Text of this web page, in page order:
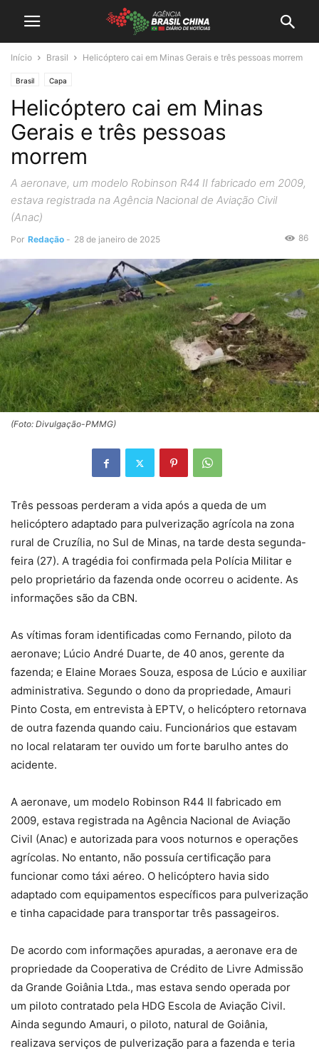
Início Brasil Helicóptero cai em Minas Gerais e três pessoas morrem
Brasil Capa
Helicóptero cai em Minas
Gerais e três pessoas
morrem
A aeronave, um modelo Robinson R44 II fabricado em 2009,
estava registrada na Agência Nacional de Aviação Civil
(Anac)
Por Redação - 28 de janeiro de 2025 86
(Foto: Divulgação-PMMG)
Três pessoas perderam a vida após a queda de um
helicóptero adaptado para pulverização agrícola na zona
rural de Cruzília, no Sul de Minas, na tarde desta segunda-
feira (27). A tragédia foi confirmada pela Polícia Militar e
pelo proprietário da fazenda onde ocorreu o acidente. As
informações são da CBN.
As vítimas foram identificadas como Fernando, piloto da
aeronave; Lúcio André Duarte, de 40 anos, gerente da
fazenda; e Elaine Moraes Souza, esposa de Lúcio e auxiliar
administrativa. Segundo o dono da propriedade, Amauri
Pinto Costa, em entrevista à EPTV, o helicóptero retornava
de outra fazenda quando caiu. Funcionários que estavam
no local relataram ter ouvido um forte barulho antes do
acidente.
A aeronave, um modelo Robinson R44 II fabricado em
2009, estava registrada na Agência Nacional de Aviação
Civil (Anac) e autorizada para voos noturnos e operações
agrícolas. No entanto, não possuía certificação para
funcionar como táxi aéreo. O helicóptero havia sido
adaptado com equipamentos específicos para pulverização
e tinha capacidade para transportar três passageiros.
De acordo com informações apuradas, a aeronave era de
propriedade da Cooperativa de Crédito de Livre Admissão
da Grande Goiânia Ltda., mas estava sendo operada por
um piloto contratado pela HDG Escola de Aviação Civil.
Ainda segundo Amauri, o piloto, natural de Goiânia,
realizava serviços de pulverização para a fazenda e teria